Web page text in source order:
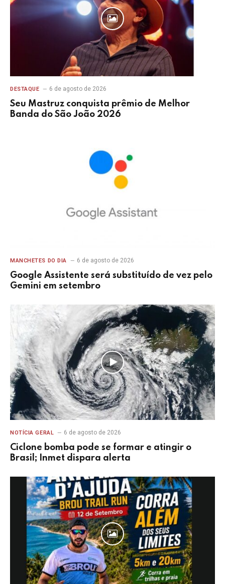
DESTAQUE 6 de agosto de 2026
Seu Mastruz conquista prêmio de Melhor
Banda do São João 2026
MANCHETES DO DIA 6 de agosto de 2026
Google Assistente será substituído de vez pelo
Gemini em setembro
NOTÍCIA GERAL 6 de agosto de 2026
Ciclone bomba pode se formar e atingir o
Brasil; Inmet dispara alerta